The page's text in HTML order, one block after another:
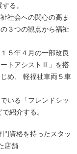
る。
社会への関心の高ま
３つの観点から福祉
５年４月の一部改良
トアシストⅡ」を搭
め、 軽福祉車両５車
いる「フレンドシッ
紹介する。
資格を持ったスタッ
店舗